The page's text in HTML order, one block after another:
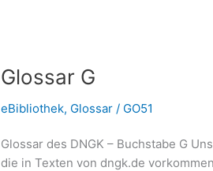
Glossar G
eBibliothek, Glossar / GO51
Glossar des DNGK – Buchstabe G
die in Texten von dngk.de